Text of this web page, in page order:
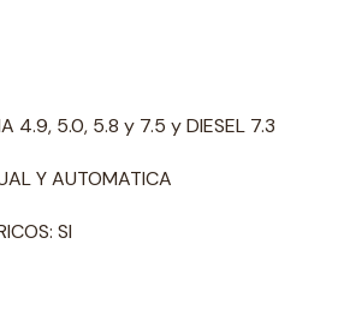
4.9, 5.0, 5.8 y 7.5 y DIESEL 7.3
Y AUTOMATICA
SI